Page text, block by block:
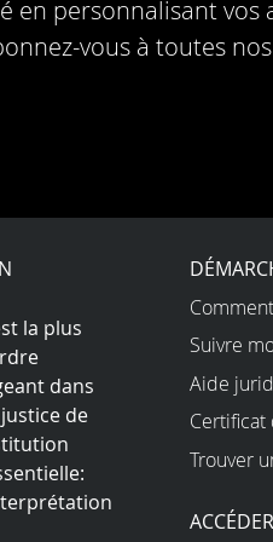
en personnalisant
vous à toutes
la plus
dans
de
Suivre
Aide
Certificat
Trouver